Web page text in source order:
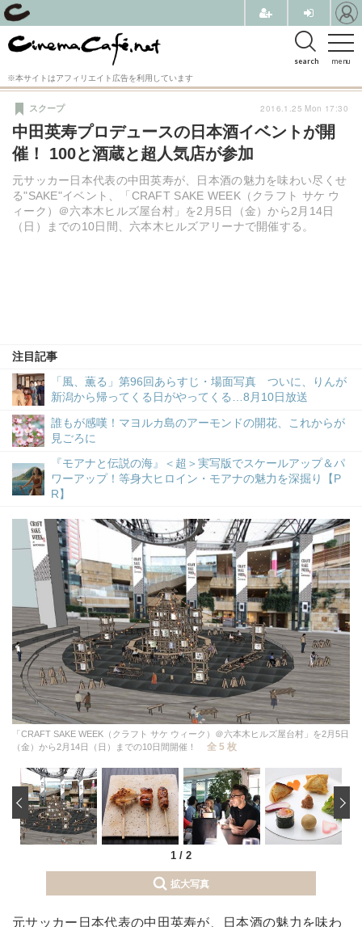
menu
search
※本サイトはアフィリエイト広告を利用しています
中田英寿プロデュースの日本酒イベントが開
催！ 100と酒蔵と超人気店が参加
元サッカー日本代表の中田英寿が、日本酒の魅力を味わい尽くせ
る"SAKE"イベント、「CRAFT SAKE WEEK（クラフト サケ ウ
ィーク）＠六本木ヒルズ屋台村」を2月5日（金）から2月14日
（日）までの10日間、六本木ヒルズアリーナで開催する。
スクープ
注目記事
「風、薫る」第96回あらすじ・場面写真 ついに、りんが
新潟から帰ってくる日がやってくる…8月10日放送
誰もが感嘆！マヨルカ島のアーモンドの開花、これからが
見ごろに
『モアナと伝説の海』＜超＞実写版でスケールアップ＆パ
ワーアップ！等身大ヒロイン・モアナの魅力を深掘り【P
R】
2016.1.25 Mon 17:30
「CRAFT SAKE WEEK（クラフト サケ ウィーク）＠六本木ヒルズ屋台村」を2月5日
（金）から2月14日（日）までの10日間開催！
全 5 枚
1 / 2
‹
拡大写真
元サッカー日本代表の中田英寿が、日本酒の魅力を味わ